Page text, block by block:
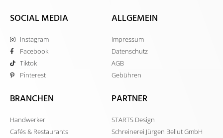
SOCIAL MEDIA
Instagram
Facebook
Tiktok
Pinterest
ALLGEMEIN
Impressum
Datenschutz
AGB
Gebühren
BRANCHEN
Handwerker
Cafés & Restaurants
PARTNER
STARTS Design
Schreinerei Jürgen Bellut GmbH